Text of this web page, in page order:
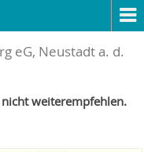
eG, Neustadt a. d.
weiterempfehlen.